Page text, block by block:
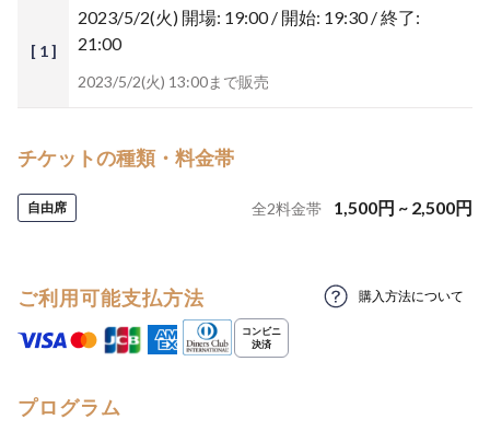
[ 1 ]
2023/5/2(火) 開場: 19:00 / 開始: 19:30 / 終了:
21:00
2023/5/2(火) 13:00まで販売
チケットの種類・料金帯
自由席 全2料金帯 1,500円 ~ 2,500円
ご利用可能支払方法 購入方法について
プログラム